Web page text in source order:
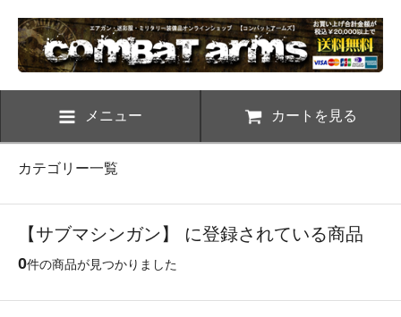
メニュー カートを見る
カテゴリー一覧
【サブマシンガン】 に登録されている商品
0件の商品が見つかりました